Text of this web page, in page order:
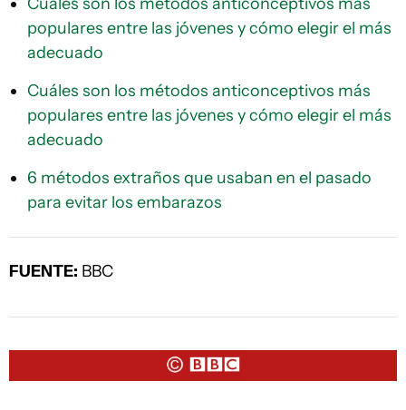
populares entre las jóvenes y cómo elegir el más
adecuado
Cuáles son los métodos anticonceptivos más
populares entre las jóvenes y cómo elegir el más
adecuado
6 métodos extraños que usaban en el pasado
para evitar los embarazos
FUENTE: BBC